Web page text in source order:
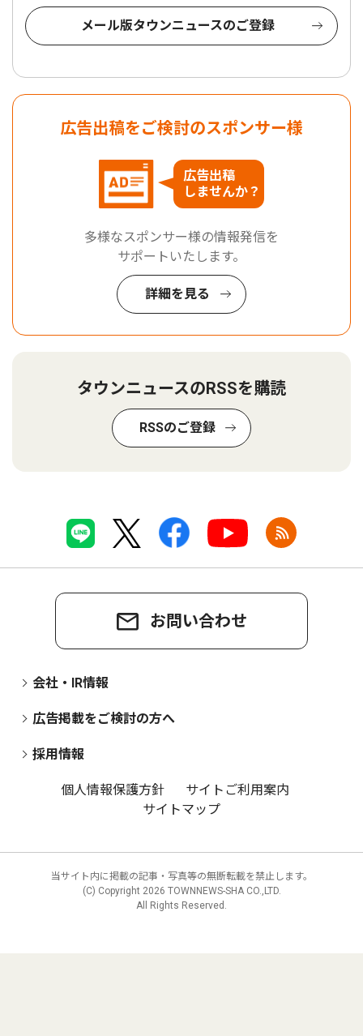
メール版タウンニュースのご登録
広告出稿をご検討のスポンサー様
広告出稿
しませんか？
多様なスポンサー様の情報発信を
サポートいたします。
詳細を見る
タウンニュースのRSSを購読
RSSのご登録
お問い合わせ
会社・IR情報
広告掲載をご検討の方へ
採用情報
個人情報保護方針
サイトご利用案内
サイトマップ
当サイト内に掲載の記事・写真等の無断転載を禁止します。
(C) Copyright 2026 TOWNNEWS-SHA CO.,LTD.
All Rights Reserved.